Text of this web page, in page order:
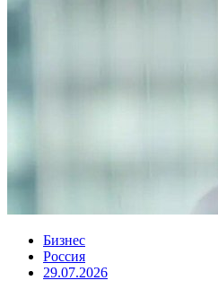
Бизнес
Россия
29.07.2026